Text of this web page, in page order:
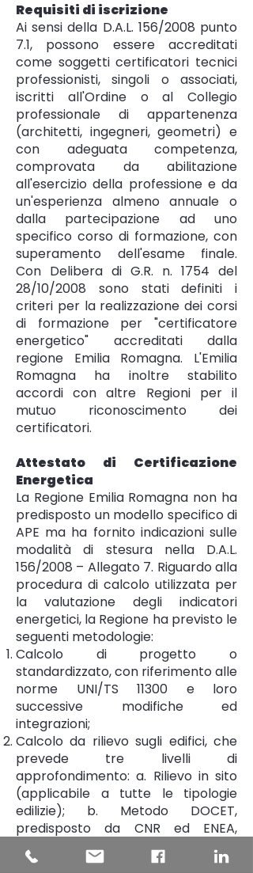
Requisiti di iscrizione
Ai sensi della D.A.L. 156/2008 punto
7.1, possono essere accreditati
come soggetti certificatori tecnici
professionisti, singoli o associati,
iscritti all'Ordine o al Collegio
professionale di appartenenza
(architetti, ingegneri, geometri) e
con adeguata competenza,
comprovata da abilitazione
all'esercizio della professione e da
un'esperienza almeno annuale o
dalla partecipazione ad uno
specifico corso di formazione, con
superamento dell'esame finale.
Con Delibera di G.R. n. 1754 del
28/10/2008 sono stati definiti i
criteri per la realizzazione dei corsi
di formazione per "certificatore
energetico" accreditati dalla
regione Emilia Romagna. L'Emilia
Romagna ha inoltre stabilito
accordi con altre Regioni per il
mutuo riconoscimento dei
certificatori.
Attestato di Certificazione
Energetica
La Regione Emilia Romagna non ha
predisposto un modello specifico di
APE ma ha fornito indicazioni sulle
modalità di stesura nella D.A.L.
156/2008 – Allegato 7. Riguardo alla
procedura di calcolo utilizzata per
la valutazione degli indicatori
energetici, la Regione ha previsto le
seguenti metodologie:
Calcolo di progetto o
standardizzato, con riferimento alle
norme UNI/TS 11300 e loro
successive modifiche ed
integrazioni;
Calcolo da rilievo sugli edifici, che
prevede tre livelli di
approfondimento: a. Rilievo in sito
(applicabile a tutte le tipologie
edilizie); b. Metodo DOCET,
predisposto da CNR ed ENEA,
applicabile agli edifici residenziali
esistenti con superficie utile fino a